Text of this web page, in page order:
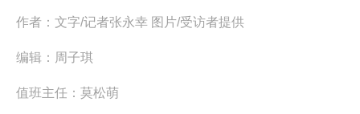
作者： 文字/记者张永幸 图片/受访者提供
编辑： 周子琪
值班主任： 莫松萌